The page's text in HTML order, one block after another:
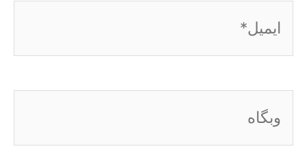
ایمیل*
وبگاه